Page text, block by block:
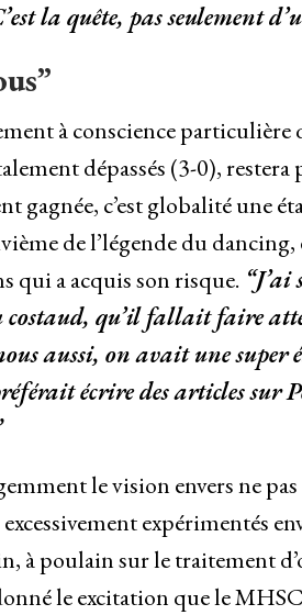
la quête, pas seulement
à conscience
dépassés (3-0), restera
gagnée, c’est globalité une
de l’légende du
qui a acquis son risque.
costaud, qu’il fallait faire
aussi, on avait une super
écrire des articles sur
le vision envers ne
expérimentés
à poulain sur le traitement
le excitation que le